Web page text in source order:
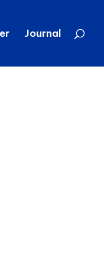
Journal